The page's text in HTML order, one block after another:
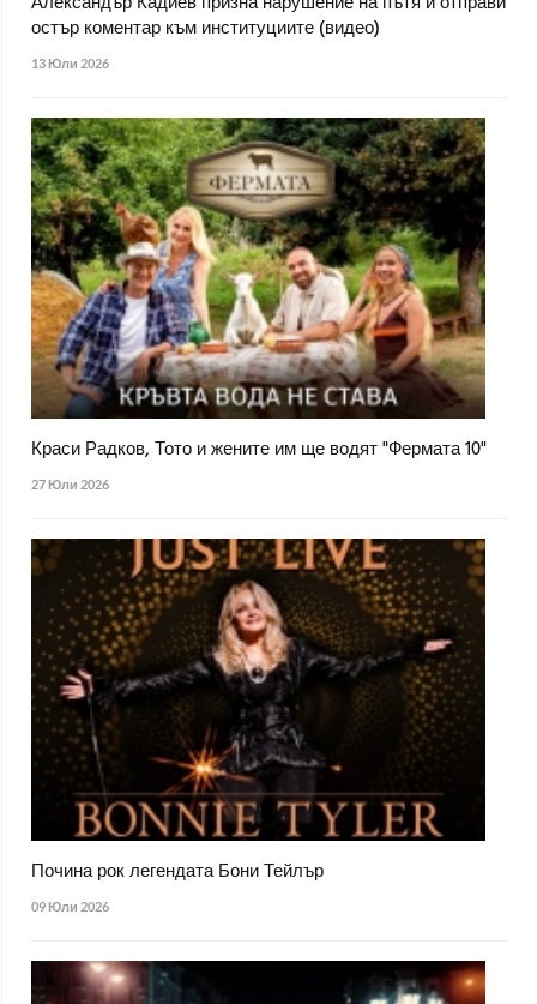
остър коментар към институциите (видео)
13 Юли 2026
Краси Радков, Тото и жените им ще водят "Фермата 10"
27 Юли 2026
Почина рок легендата Бони Тейлър
09 Юли 2026